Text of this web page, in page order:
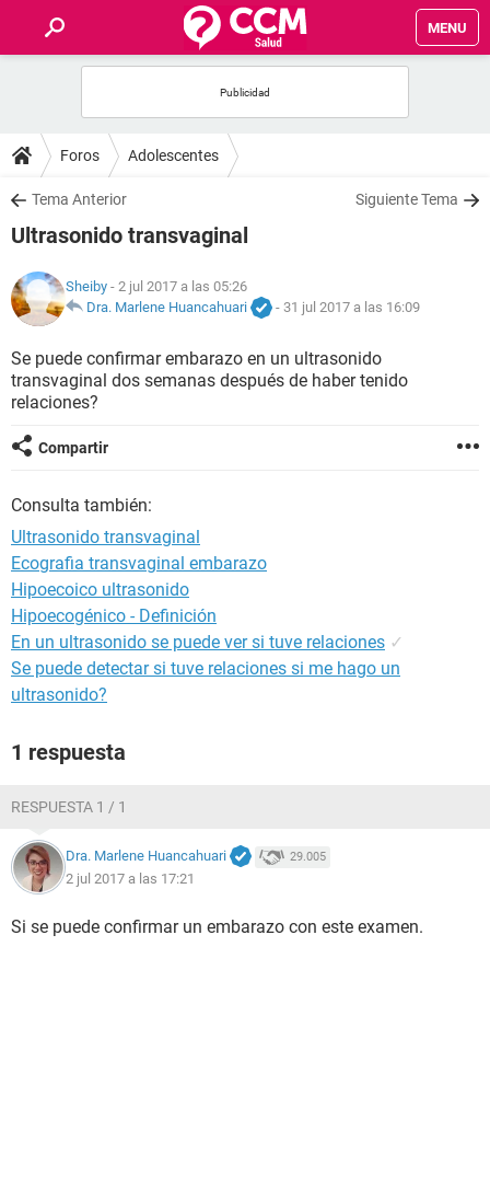
MENU
FOROS
SALUD
NUTRICIÓN
BIENESTAR
Foros Adolescentes
Tema Anterior Siguiente Tema
Ultrasonido transvaginal
Sheiby - 2 jul 2017 a las 05:26
Dra. Marlene Huancahuari
- 31 jul 2017 a las 16:09
Se puede confirmar embarazo en un ultrasonido
transvaginal dos semanas después de haber tenido
relaciones?
Compartir
Consulta también:
Ultrasonido transvaginal
Ecografia transvaginal embarazo
Hipoecoico ultrasonido
Hipoecogénico - Definición
En un ultrasonido se puede ver si tuve relaciones ✓
Se puede detectar si tuve relaciones si me hago un
ultrasonido?
1 respuesta
RESPUESTA 1 / 1
Dra. Marlene Huancahuari 29.005
2 jul 2017 a las 17:21
Si se puede confirmar un embarazo con este examen.